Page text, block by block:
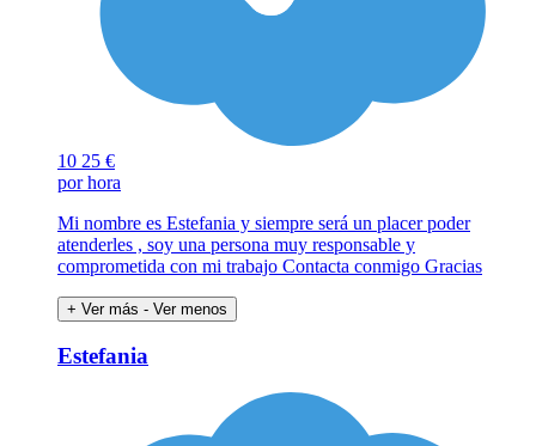
10 25 €
por hora
Mi nombre es Estefania y siempre será un placer poder
atenderles , soy una persona muy responsable y
comprometida con mi trabajo Contacta conmigo Gracias
+ Ver más - Ver menos
Estefania